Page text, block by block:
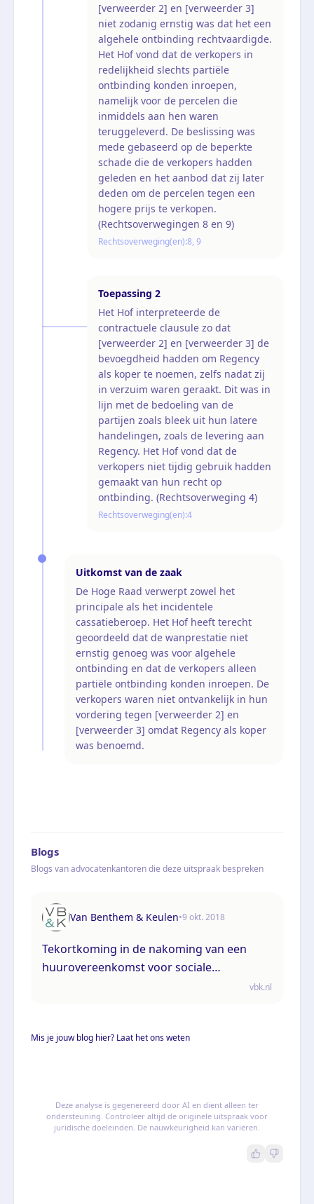
[verweerder 2] en [verweerder 3]
niet zodanig ernstig was dat het een
algehele ontbinding rechtvaardigde.
Het Hof vond dat de verkopers in
redelijkheid slechts partiële
ontbinding konden inroepen,
namelijk voor de percelen die
inmiddels aan hen waren
teruggeleverd. De beslissing was
mede gebaseerd op de beperkte
schade die de verkopers hadden
geleden en het aanbod dat zij later
deden om de percelen tegen een
hogere prijs te verkopen.
(Rechtsoverwegingen 8 en 9)
Rechtsoverweging(en):8, 9
Toepassing 2
Het Hof interpreteerde de
contractuele clausule zo dat
[verweerder 2] en [verweerder 3] de
bevoegdheid hadden om Regency
als koper te noemen, zelfs nadat zij
in verzuim waren geraakt. Dit was in
lijn met de bedoeling van de
partijen zoals bleek uit hun latere
handelingen, zoals de levering aan
Regency. Het Hof vond dat de
verkopers niet tijdig gebruik hadden
gemaakt van hun recht op
ontbinding. (Rechtsoverweging 4)
Rechtsoverweging(en):4
Uitkomst van de zaak
De Hoge Raad verwerpt zowel het
principale als het incidentele
cassatieberoep. Het Hof heeft terecht
geoordeeld dat de wanprestatie niet
ernstig genoeg was voor algehele
ontbinding en dat de verkopers alleen
partiële ontbinding konden inroepen. De
verkopers waren niet ontvankelijk in hun
vordering tegen [verweerder 2] en
[verweerder 3] omdat Regency als koper
was benoemd.
Blogs
Blogs van advocatenkantoren die deze uitspraak bespreken
Van Benthem & Keulen•9 okt. 2018
Tekortkoming in de nakoming van een
huurovereenkomst voor sociale
vbk.nl
Mis je jouw blog hier? Laat het ons weten
Deze analyse is gegenereerd door AI en dient alleen ter
ondersteuning. Controleer altijd de originele uitspraak voor
juridische doeleinden. De nauwkeurigheid kan variëren.